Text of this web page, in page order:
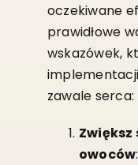
oczekiwane
prawidłowe
wskazówek,
zawale serca:
Zwiększ
owoców